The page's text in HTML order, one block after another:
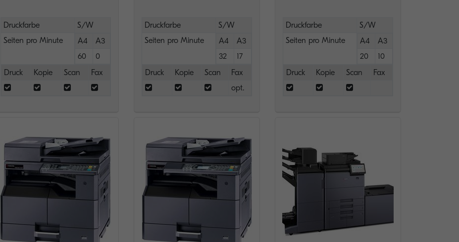
Druckfarbe
S/W
Seiten pro Minute
A4
A3
60
0
Druck
Kopie Scan Fax
Druckfarbe
S/W
Seiten pro Minute
A4
A3
32
17
Druck
Kopie Scan
Fax
opt.
Druckfarbe
S/W
Seiten pro Minute
A4
A3
20
10
Druck
Kopie Scan Fax